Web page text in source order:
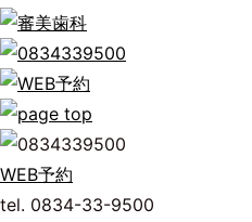
WEB予約
tel. 0834-33-9500